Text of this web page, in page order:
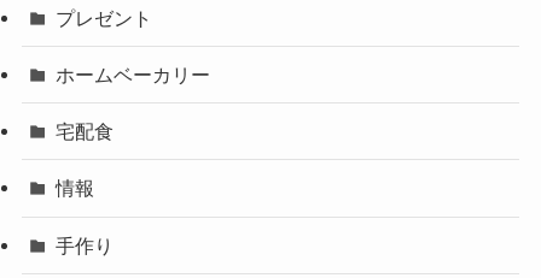
プレゼント
ホームベーカリー
宅配食
情報
手作り